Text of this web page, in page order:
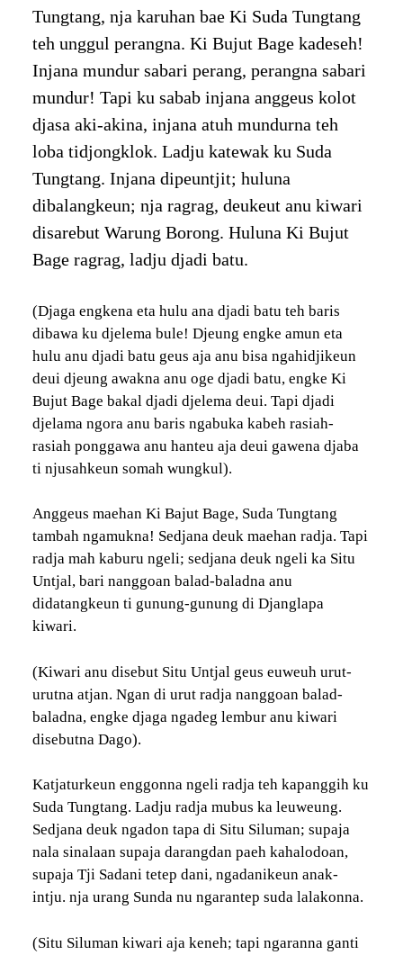
Tungtang, nja karuhan bae Ki Suda Tungtang
teh unggul perangna. Ki Bujut Bage kadeseh!
Injana mundur sabari perang, perangna sabari
mundur! Tapi ku sabab injana anggeus kolot
djasa aki-akina, injana atuh mundurna teh
loba tidjongklok. Ladju katewak ku Suda
Tungtang. Injana dipeuntjit; huluna
dibalangkeun; nja ragrag, deukeut anu kiwari
disarebut Warung Borong. Huluna Ki Bujut
Bage ragrag, ladju djadi batu.
(Djaga engkena eta hulu ana djadi batu teh baris
dibawa ku djelema bule! Djeung engke amun eta
hulu anu djadi batu geus aja anu bisa ngahidjikeun
deui djeung awakna anu oge djadi batu, engke Ki
Bujut Bage bakal djadi djelema deui. Tapi djadi
djelama ngora anu baris ngabuka kabeh rasiah-
rasiah ponggawa anu hanteu aja deui gawena djaba
ti njusahkeun somah wungkul).
Anggeus maehan Ki Bajut Bage, Suda Tungtang
tambah ngamukna! Sedjana deuk maehan radja. Tapi
radja mah kaburu ngeli; sedjana deuk ngeli ka Situ
Untjal, bari nanggoan balad-baladna anu
didatangkeun ti gunung-gunung di Djanglapa
kiwari.
(Kiwari anu disebut Situ Untjal geus euweuh urut-
urutna atjan. Ngan di urut radja nanggoan balad-
baladna, engke djaga ngadeg lembur anu kiwari
disebutna Dago).
Katjaturkeun enggonna ngeli radja teh kapanggih ku
Suda Tungtang. Ladju radja mubus ka leuweung.
Sedjana deuk ngadon tapa di Situ Siluman; supaja
nala sinalaan supaja darangdan paeh kahalodoan,
supaja Tji Sadani tetep dani, ngadanikeun anak-
intju. nja urang Sunda nu ngarantep suda lalakonna.
(Situ Siluman kiwari aja keneh; tapi ngaranna ganti